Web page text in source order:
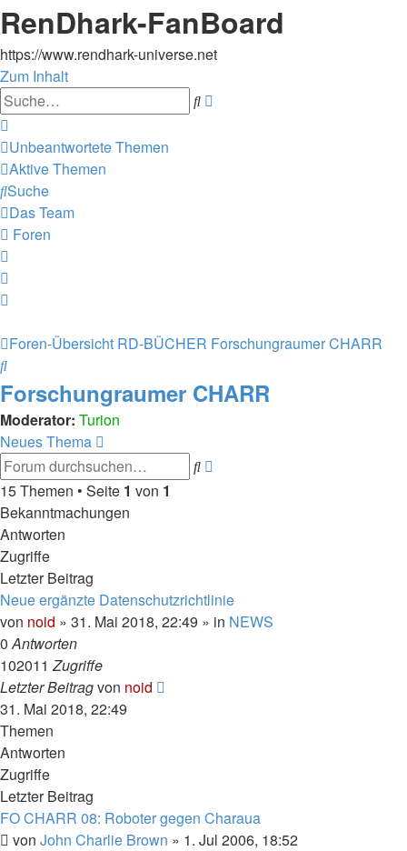
RenDhark-FanBoard
https://www.rendhark-universe.net
Zum Inhalt
Suche
Unbeantwortete Themen
Aktive Themen
Suche
Das Team
Foren
Foren-Übersicht RD-BÜCHER Forschungraumer CHARR
Suche
Forschungraumer CHARR
Moderator: Turion
Neues Thema
Suche
15 Themen • Seite 1 von 1
Bekanntmachungen
Antworten
Zugriffe
Letzter Beitrag
Neue ergänzte Datenschutzrichtlinie
von noid » 31. Mai 2018, 22:49 » in NEWS
0Antworten
102011Zugriffe
Letzter Beitragvon noid
31. Mai 2018, 22:49
Themen
Antworten
Zugriffe
Letzter Beitrag
FO CHARR 08: Roboter gegen Charaua
von John Charlie Brown » 1. Jul 2006, 18:52